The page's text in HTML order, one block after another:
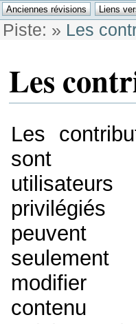
Piste: » Les
Les
Les
sont
utilisateurs
peuvent
seulement
contenu